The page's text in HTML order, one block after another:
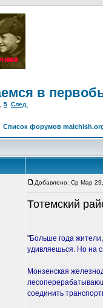
в
5 След.
Список форумов
Добавлено: Ср Мар
Тотемский
"Больше года
удивляешься. Но на
Монзенская
соединить